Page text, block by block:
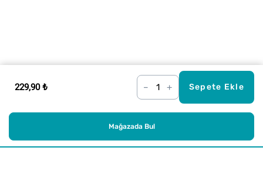
229,90 ₺ – + Sepete Ekle
Mağazada Bul